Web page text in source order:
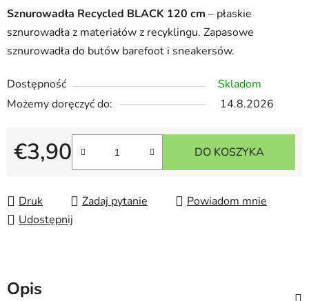
Sznurowadła Recycled BLACK 120 cm – płaskie
sznurowadła z materiałów z recyklingu. Zapasowe
sznurowadła do butów barefoot i sneakersów.
Dostępność
Skladom
Możemy doręczyć do:
14.8.2026
€3,90
Cena jednostkowa:
DO KOSZYKA
Druk Zadaj pytanie
Powiadom mnie
Udostępnij
Opis